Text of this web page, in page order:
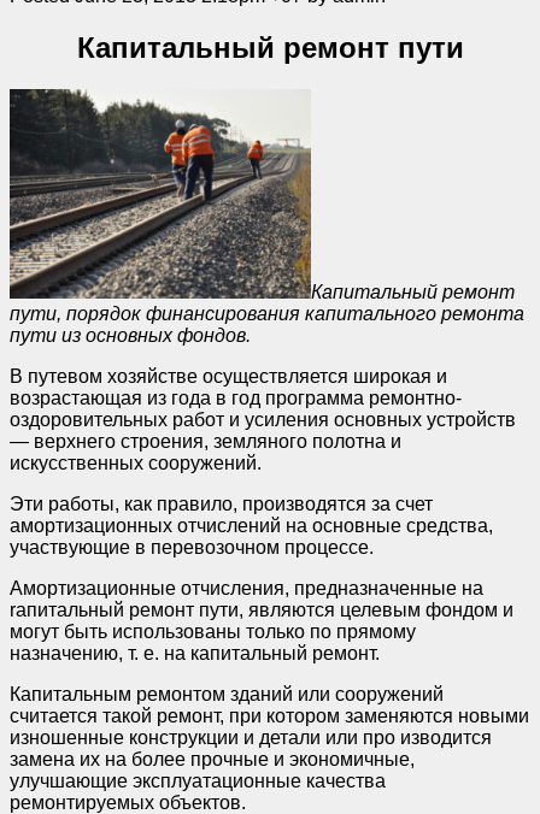
Капитальный ремонт пути
Капитальный ремонт
пути, порядок финансирования капитального ремонта
пути из основных фондов.
В путевом хозяйстве осуществляется широкая и
возрастающая из года в год программа ремонтно-
оздоровительных работ и усиления основных устройств
— верхнего строения, земляного полотна и
искусственных сооружений.
Эти работы, как правило, производятся за счет
амортизационных отчислений на основные средства,
участвующие в перевозочном процессе.
Амортизационные отчисления, предназначенные на
rапитальный ремонт пути, являются целевым фондом и
могут быть использованы только по прямому
назначению, т. е. на капитальный ремонт.
Капитальным ремонтом зданий или сооружений
считается такой ремонт, при котором заменяются новыми
изношенные конструкции и детали или про изводится
замена их на более прочные и экономичные,
улучшающие эксплуатационные качества
ремонтируемых объектов.